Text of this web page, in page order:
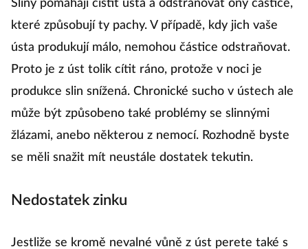
Sliny pomáhají čistit ústa a odstraňovat ony částice,
které způsobují ty pachy. V případě, kdy jich vaše
ústa produkují málo, nemohou částice odstraňovat.
Proto je z úst tolik cítit ráno, protože v noci je
produkce slin snížená. Chronické sucho v ústech ale
může být způsobeno také problémy se slinnými
žlázami, anebo některou z nemocí. Rozhodně byste
se měli snažit mít neustále dostatek tekutin.
Nedostatek zinku
Jestliže se kromě nevalné vůně z úst perete také s